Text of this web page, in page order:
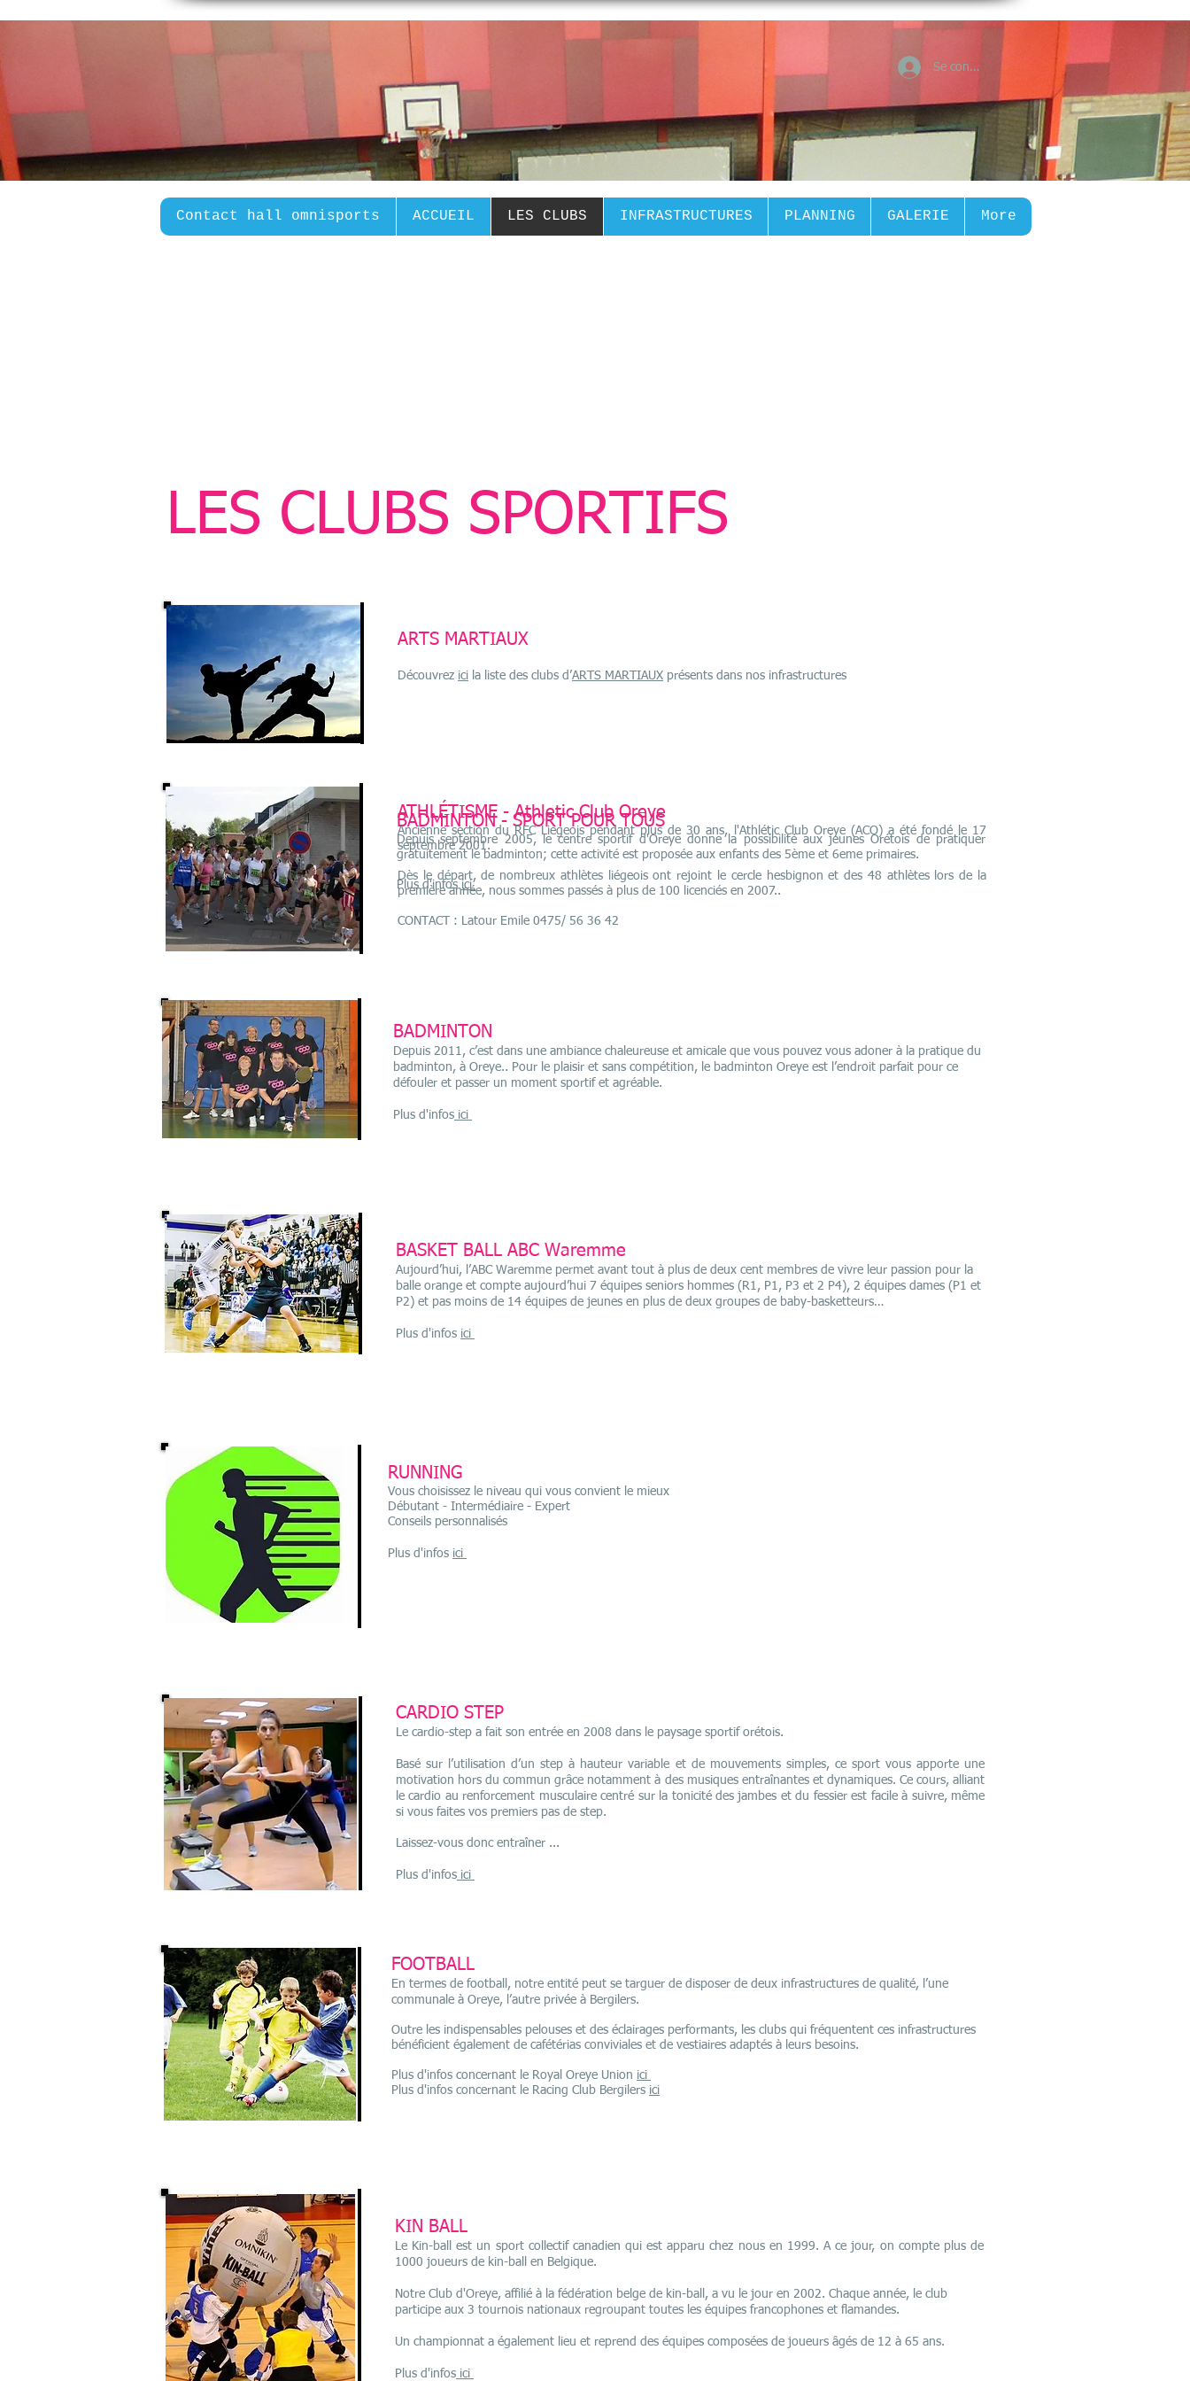
Se connecter
Contact hall omnisports ACCUEIL LES CLUBS INFRASTRUCTURES PLANNING GALERIE More
LES CLUBS SPORTIFS
ARTS MARTIAUX
Découvrez ici la liste des clubs d’ARTS MARTIAUX présents dans nos infrastructures
BADMINTON - SPORT POUR TOUS
Depuis septembre 2005, le centre sportif d'Oreye donne la possibilité aux jeunes Orétois de pratiquer
gratuitement le badminton; cette activité est proposée aux enfants des 5ème et 6eme primaires.
Plus d'infosici
ATHLÉTISME - Athletic Club Oreye
Ancienne section du RFC Liégeois pendant plus de 30 ans, l'Athlétic Club Oreye (ACO) a été fondé le 17
septembre 2001.
Dès le départ, de nombreux athlètes liégeois ont rejoint le cercle hesbignon et des 48 athlètes lors de la
première année, nous sommes passés à plus de 100 licenciés en 2007..
CONTACT : Latour Emile 0475/ 56 36 42
BADMINTON
Depuis 2011, c’est dans une ambiance chaleureuse et amicale que vous pouvez vous adoner à la pratique du
badminton, à Oreye.. Pour le plaisir et sans compétition, le badminton Oreye est l’endroit parfait pour ce
défouler et passer un moment sportif et agréable.
Plus d'infos ici
BASKET BALL ABC Waremme
Aujourd’hui, l’ABC Waremme permet avant tout à plus de deux cent membres de vivre leur passion pour la
balle orange et compte aujourd’hui 7 équipes seniors hommes (R1, P1, P3 et 2 P4), 2 équipes dames (P1 et
P2) et pas moins de 14 équipes de jeunes en plus de deux groupes de baby-basketteurs…
Plus d'infos ici
RUNNING
Vous choisissez le niveau qui vous convient le mieux
Débutant - Intermédiaire - Expert
Conseils personnalisés
Plus d'infos ici
CARDIO STEP
Le cardio-step a fait son entrée en 2008 dans le paysage sportif orétois.
Basé sur l’utilisation d’un step à hauteur variable et de mouvements simples, ce sport vous apporte une
motivation hors du commun grâce notamment à des musiques entraînantes et dynamiques. Ce cours, alliant
le cardio au renforcement musculaire centré sur la tonicité des jambes et du fessier est facile à suivre, même
si vous faites vos premiers pas de step.
Laissez-vous donc entraîner ...
Plus d'infos ici
FOOTBALL
En termes de football, notre entité peut se targuer de disposer de deux infrastructures de qualité, l’une
communale à Oreye, l’autre privée à Bergilers.
Outre les indispensables pelouses et des éclairages performants, les clubs qui fréquentent ces infrastructures
bénéficient également de cafétérias conviviales et de vestiaires adaptés à leurs besoins.
Plus d'infos concernant le Royal Oreye Union ici
Plus d'infos concernant le Racing Club Bergilers ici
KIN BALL
Le Kin-ball est un sport collectif canadien qui est apparu chez nous en 1999. A ce jour, on compte plus de
1000 joueurs de kin-ball en Belgique.
Notre Club d'Oreye, affilié à la fédération belge de kin-ball, a vu le jour en 2002. Chaque année, le club
participe aux 3 tournois nationaux regroupant toutes les équipes francophones et flamandes.
Un championnat a également lieu et reprend des équipes composées de joueurs âgés de 12 à 65 ans.
Plus d'infos ici